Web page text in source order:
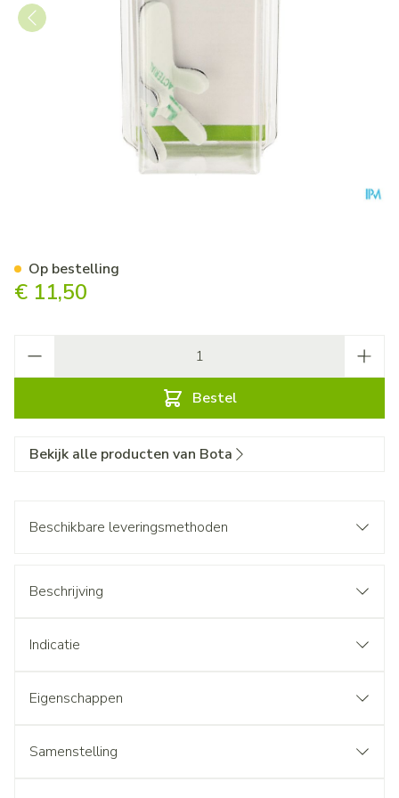
€ 11,50
Bestel
Op bestelling
Bekijk alle producten van Bota
Beschikbare leveringsmethoden
Beschrijving
Indicatie
Eigenschappen
Samenstelling